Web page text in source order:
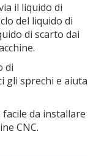
il liquido di
del liquido di
di scarto dai
di
gli sprechi e aiuta
da installare
CNC.